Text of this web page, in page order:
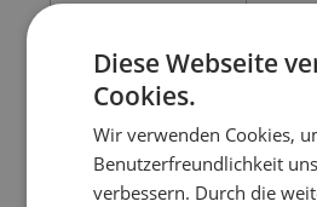
Diese Webseite
Cookies.
Wir verwenden Cookies,
Benutzerfreundlichkeit
verbessern. Durch die